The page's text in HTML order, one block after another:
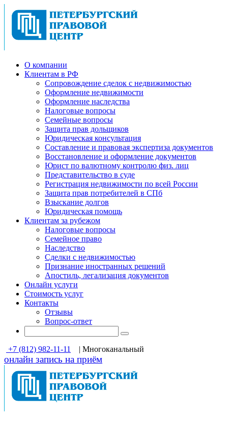
О компании
Клиентам в РФ
Cопровождение сделок с недвижимостью
Оформление недвижимости
Оформление наследства
Налоговые вопросы
Семейные вопросы
Защита прав дольщиков
Юридическая консультация
Составление и правовая экспертиза документов
Восстановление и оформление документов
Юрист по валютному контролю физ. лиц
Представительство в суде
Регистрация недвижимости по всей России
Защита прав потребителей в СПб
Взыскание долгов
Юридическая помощь
Клиентам за рубежом
Налоговые вопросы
Семейное право
Наследство
Сделки с недвижимостью
Признание иностранных решений
Апостиль, легализация документов
Онлайн услуги
Стоимость услуг
Контакты
Отзывы
Вопрос-ответ
+7 (812) 982-11-11 | Многоканальный
онлайн запись на приём